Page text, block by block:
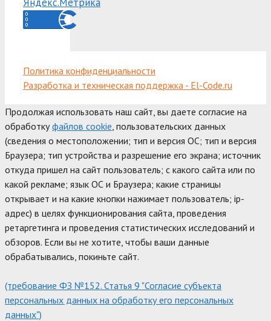
Политика конфиденциальности
Разработка и техническая поддержка - El-Code.ru
Продолжая использовать наш сайт, вы даете согласие на
обработкуфайлов cookie , пользовательских данных
(сведения о местоположении; тип и версия ОС; тип и версия
Браузера; тип устройства и разрешение его экрана; источник
откуда пришел на сайт пользователь; с какого сайта или по
какой рекламе; язык ОС и Браузера; какие страницы
открывает и на какие кнопки нажимает пользователь; ip-
адрес) в целях функционирования сайта, проведения
ретаргетинга и проведения статистических исследований и
обзоров. Если вы не хотите, чтобы ваши данные
обрабатывались, покиньте сайт.
(требование ФЗ №152. Статья 9 "Согласие субъекта
персональных данных на обработку его персональных
данных")